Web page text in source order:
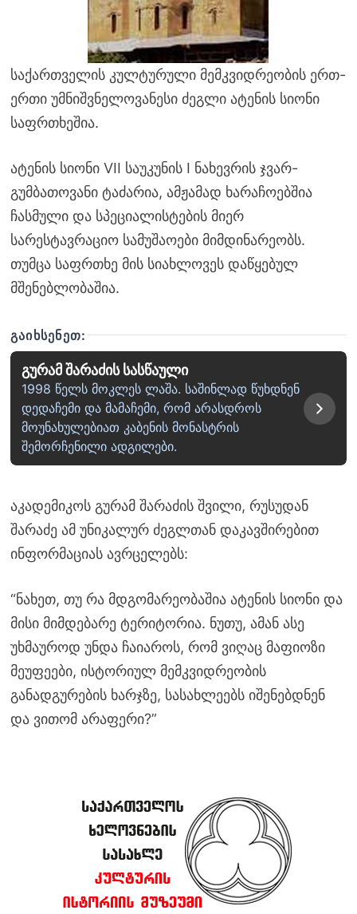
საქართველის კულტურული მემკვიდრეობის ერთ-
ერთი უმნიშვნელოვანესი ძეგლი ატენის სიონი
საფრთხეშია.
ატენის სიონი VII საუკუნის I ნახევრის ჯვარ-
გუმბათოვანი ტაძარია, ამჟამად ხარაჩოებშია
ჩასმული და სპეციალისტების მიერ
სარესტავრაციო სამუშაოები მიმდინარეობს.
თუმცა საფრთხე მის სიახლოვეს დაწყებულ
მშენებლობაშია.
ᲒᲐᲘᲮᲡᲔᲜᲔᲗ:
გურამ შარაძის სასწაული
1998 წელს მოკლეს ლაშა. საშინლად წუხდნენ
დედაჩემი და მამაჩემი, რომ არასდროს
მოუნახულებიათ კაბენის მონასტრის
შემორჩენილი ადგილები.
აკადემიკოს გურამ შარაძის შვილი, რუსუდან
შარაძე ამ უნიკალურ ძეგლთან დაკავშირებით
ინფორმაციას ავრცელებს:
“ნახეთ, თუ რა მდგომარეობაშია ატენის სიონი და
მისი მიმდებარე ტერიტორია. ნუთუ, ამან ასე
უხმაუროდ უნდა ჩაიაროს, რომ ვიღაც მაფიოზი
მეუფეები, ისტორიულ მემკვიდრეობის
განადგურების ხარჯზე, სასახლეებს იშენებდნენ
და ვითომ არაფერი?”